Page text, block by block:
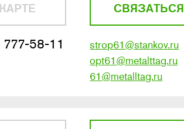
58-11
strop61@stankov.ru
opt61@metalttag.ru
61@metalltag.ru
СВЯЗАТЬСЯ